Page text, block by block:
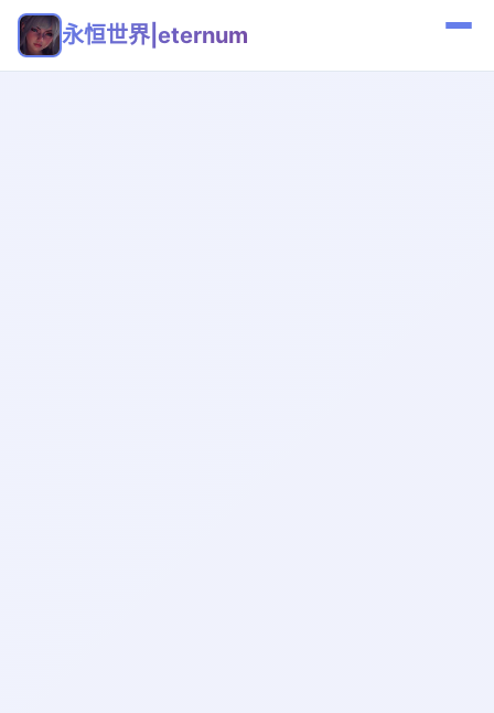
永恒世界|eternum